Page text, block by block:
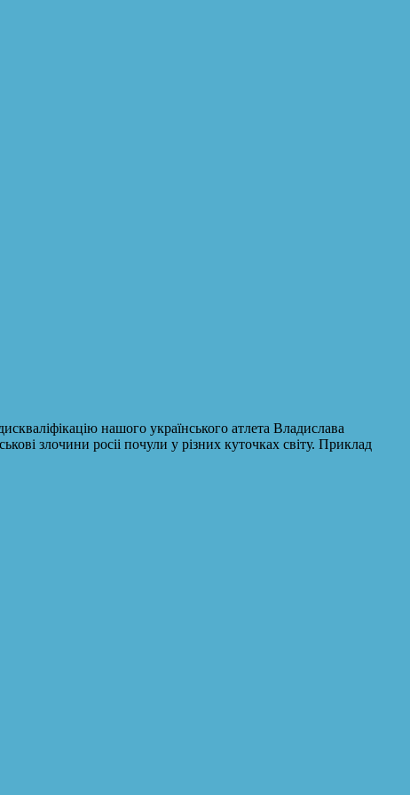
нашого українського атлета Владислава
злочини росіі почули у різних куточках світу. Приклад